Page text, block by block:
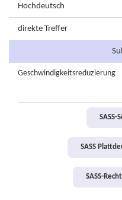
Hochdeutsch
direkte Treffer
Geschwindigkeitsreduzierung
SASS-
SASS
SASS-